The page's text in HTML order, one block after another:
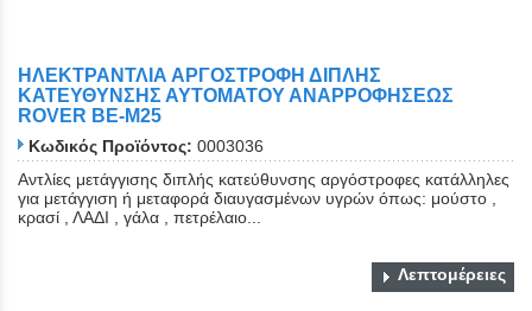
ΗΛΕΚΤΡΑΝΤΛΙΑ ΑΡΓΟΣΤΡΟΦΗ ΔΙΠΛΗΣ
ΚΑΤΕΥΘΥΝΣΗΣ ΑΥΤΟΜΑΤΟΥ ΑΝΑΡΡΟΦΗΣΕΩΣ
ROVER BE-M25
Κωδικός Προϊόντος: 0003036
Αντλίες μετάγγισης διπλής κατεύθυνσης αργόστροφες κατάλληλες
για μετάγγιση ή μεταφορά διαυγασμένων υγρών όπως: μούστο ,
κρασί , ΛΑΔΙ , γάλα , πετρέλαιο...
Λεπτομέρειες